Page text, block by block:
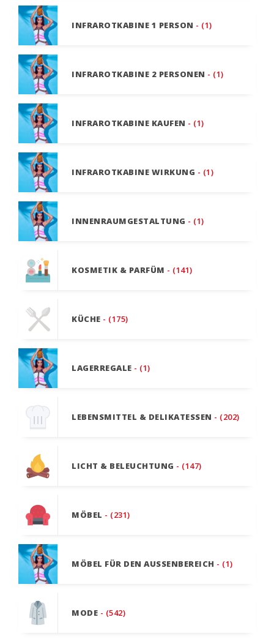
INFRAROTKABINE 1 PERSON - (1)
INFRAROTKABINE 2 PERSONEN - (1)
INFRAROTKABINE KAUFEN - (1)
INFRAROTKABINE WIRKUNG - (1)
INNENRAUMGESTALTUNG - (1)
KOSMETIK & PARFÜM - (141)
KÜCHE - (175)
LAGERREGALE - (1)
LEBENSMITTEL & DELIKATESSEN - (202)
LICHT & BELEUCHTUNG - (147)
MÖBEL - (231)
MÖBEL FÜR DEN AUSSENBEREICH - (1)
MODE - (542)